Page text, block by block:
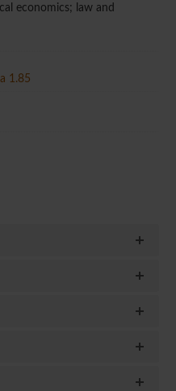
economics; law and
1.85